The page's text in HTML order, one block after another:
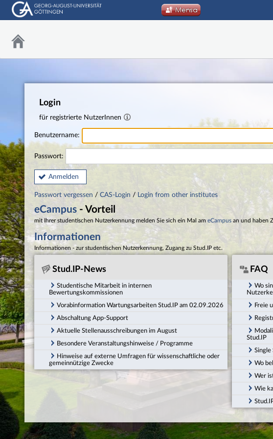
Login
für registrierte NutzerInnen
Benutzername:
Passwort:
Anmelden
Passwort vergessen / CAS-Login / Login from other institutes
eCampus - Vorteil
mit Ihrer studentischen Nutzerkennung melden Sie sich ein Mal am eCampus an und haben
Informationen
Informationen - zur studentischen Nutzerkennung, Zugang zu Stud.IP etc.
Stud.IP-News
Studentische Mitarbeit in internen
Bewertungskommissionen
Vorabinformation Wartungsarbeiten Stud.IP am 02.09.2026
Abschaltung App-Support
Aktuelle Stellenausschreibungen im August
Besondere Veranstaltungshinweise / Programme
Hinweise auf externe Umfragen für wissenschaftliche oder
gemeinnützige Zwecke
FAQ
Wo
Freie
Stud.IP
Single
Wo
Wer
Wie